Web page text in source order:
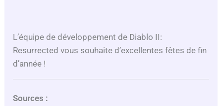
L’équipe de développement de Diablo II:
Resurrected vous souhaite d’excellentes fêtes de fin
d’année !
Sources :